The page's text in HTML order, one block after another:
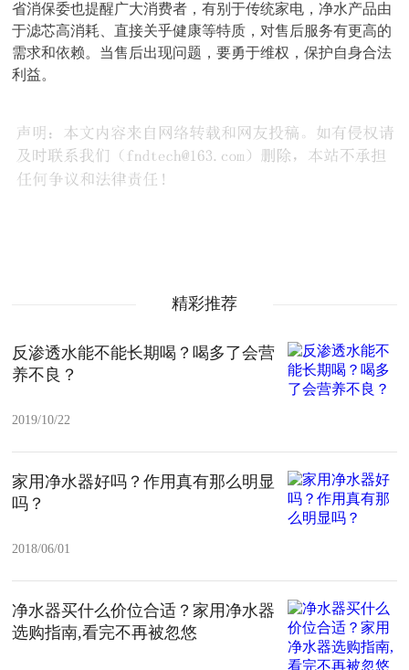
省消保委也提醒广大消费者，有别于传统家电，净水产品由
于滤芯高消耗、直接关乎健康等特质，对售后服务有更高的
需求和依赖。当售后出现问题，要勇于维权，保护自身合法
利益。
精彩推荐
反渗透水能不能长期喝？喝多了会营
养不良？
2019/10/22
家用净水器好吗？作用真有那么明显
吗？
2018/06/01
净水器买什么价位合适？家用净水器
选购指南,看完不再被忽悠